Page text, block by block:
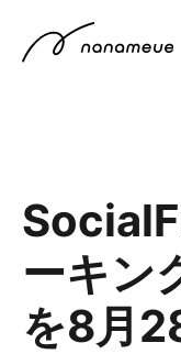
ーキン
を8月